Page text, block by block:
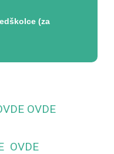
(za
OVDE
OVDE